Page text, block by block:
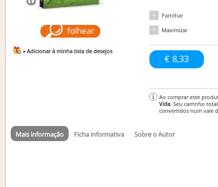
folhear
» Adicionar à minha lista de desejos
Partilhar
Maximizar
€ 8,33
Ao comprar este
Vida. Seu carrinho
convertidos num vale
Mais informação Ficha informativa Sobre o Autor